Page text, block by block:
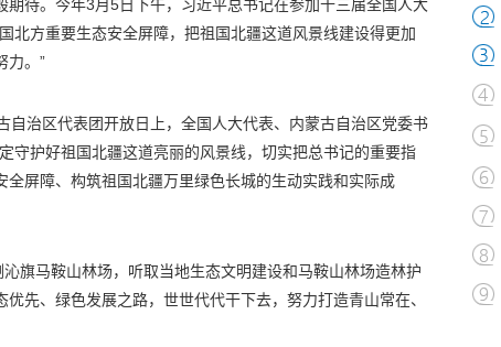
期待。今年3月5日下午，习近平总书记在参加十三届全国人大
北方重要生态安全屏障，把祖国北疆这道风景线建设得更加
力。”
自治区代表团开放日上，全国人大代表、内蒙古自治区党委书
守护好祖国北疆这道亮丽的风景线，切实把总书记的重要指
屏障、构筑祖国北疆万里绿色长城的生动实践和实际成
旗马鞍山林场，听取当地生态文明建设和马鞍山林场造林护
先、绿色发展之路，世世代代干下去，努力打造青山常在、